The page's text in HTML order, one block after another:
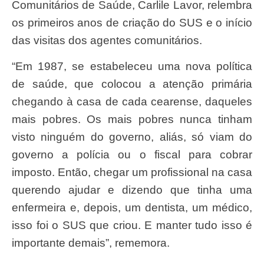
Comunitários de Saúde, Carlile Lavor, relembra
os primeiros anos de criação do SUS e o início
das visitas dos agentes comunitários.
“Em 1987, se estabeleceu uma nova política
de saúde, que colocou a atenção primária
chegando à casa de cada cearense, daqueles
mais pobres. Os mais pobres nunca tinham
visto ninguém do governo, aliás, só viam do
governo a polícia ou o fiscal para cobrar
imposto. Então, chegar um profissional na casa
querendo ajudar e dizendo que tinha uma
enfermeira e, depois, um dentista, um médico,
isso foi o SUS que criou. E manter tudo isso é
importante demais”, rememora.